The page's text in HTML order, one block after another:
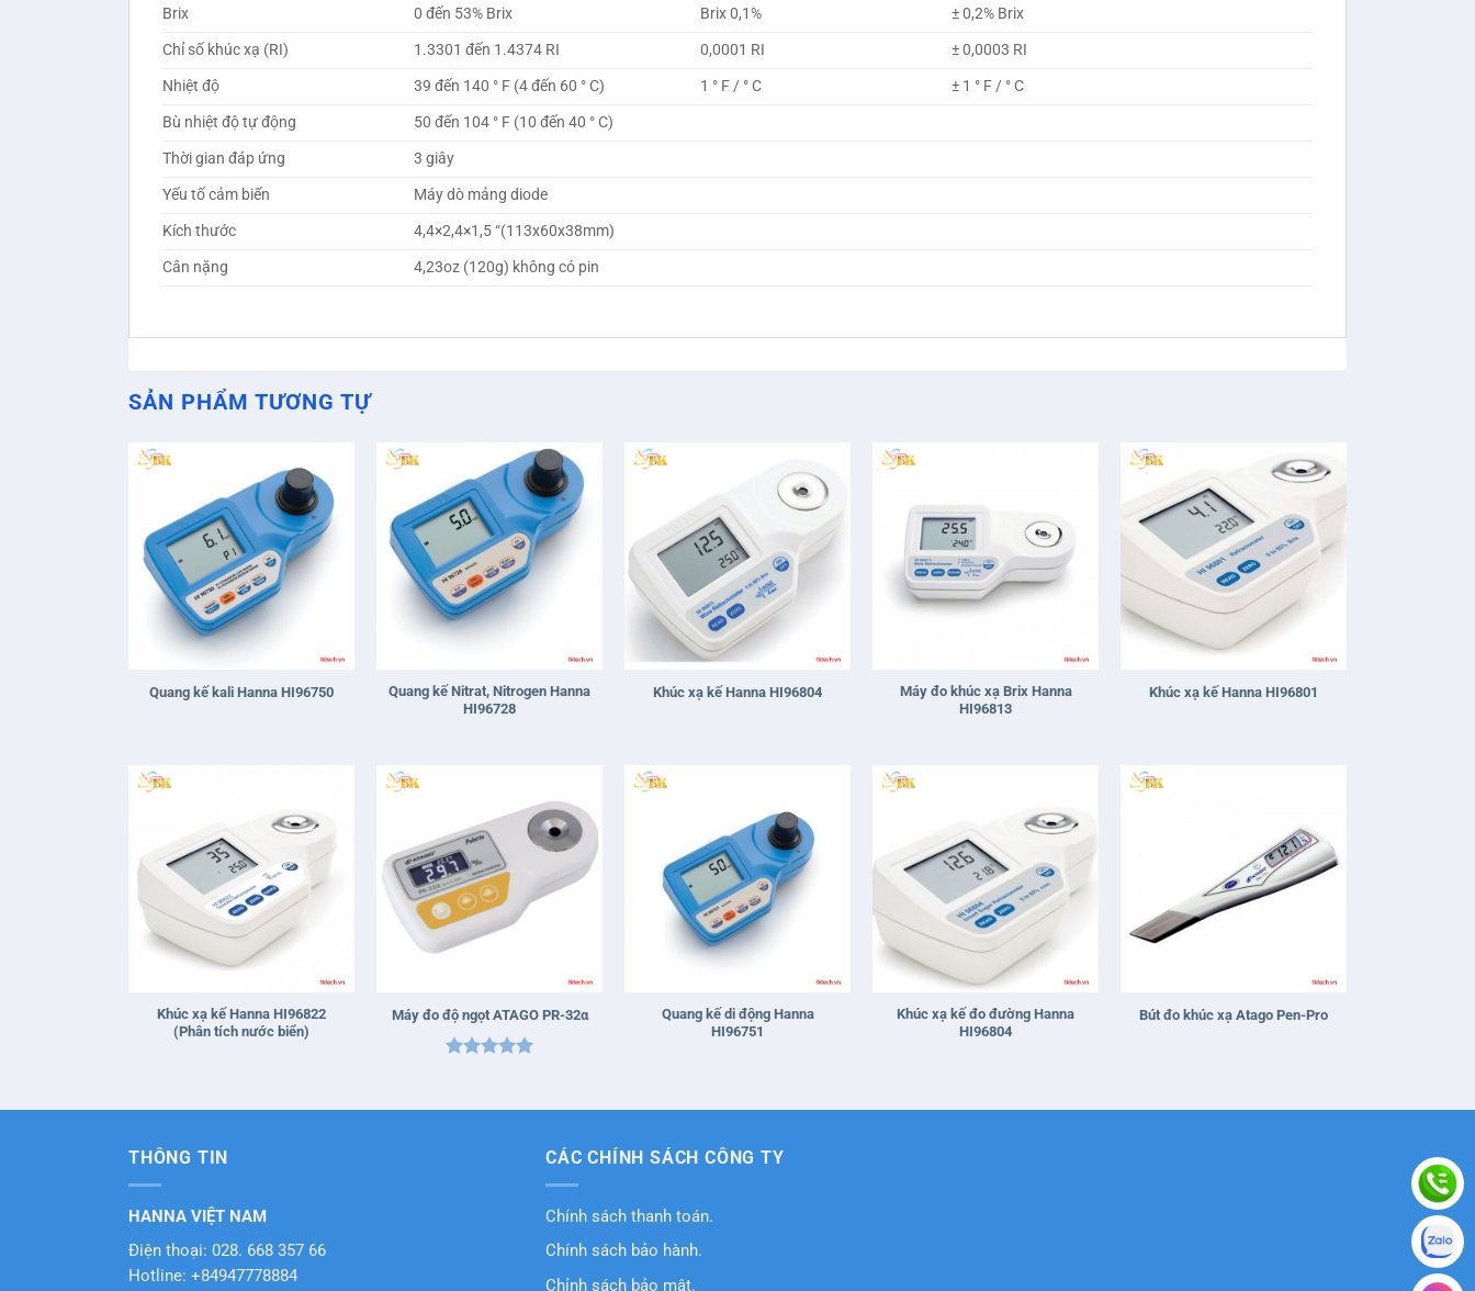
Brix
0 đến 53% Brix Brix 0,1%
± 0,2% Brix
Chỉ số khúc xạ (RI)
1.3301 đến 1.4374 RI 0,0001 RI
± 0,0003 RI
Nhiệt độ
39 đến 140 ° F (4 đến 60 ° C) 1 ° F / ° C
± 1 ° F / ° C
Bù nhiệt độ tự động
50 đến 104 ° F (10 đến 40 ° C)
Thời gian đáp ứng
3 giây
Yếu tố cảm biến
Máy dò mảng diode
Kích thước
4,4×2,4×1,5 “(113x60x38mm)
Cân nặng
4,23oz (120g) không có pin
SẢN PHẨM TƯƠNG TỰ
Quang kế kali Hanna HI96750
Quang kế Nitrat, Nitrogen Hanna
HI96728
Khúc xạ kế Hanna HI96804
Máy đo khúc xạ Brix Hanna
HI96813
Khúc xạ kế Hanna HI96801
Khúc xạ kế Hanna HI96822
(Phân tích nước biển)
Máy đo độ ngọt ATAGO PR-32α
sao
Quang kế di động Hanna
HI96751
+
Khúc xạ kế đo đường Hanna
HI96804
Bút đo khúc xạ Atago Pen-Pro
THÔNG TIN
HANNA VIỆT NAM
Điện thoại: 028. 668 357 66
Hotline: +84947778884
CÁC CHÍNH SÁCH CÔNG TY
Chính sách thanh toán.
Chính sách bảo hành.
Chỉnh sách bảo mật.